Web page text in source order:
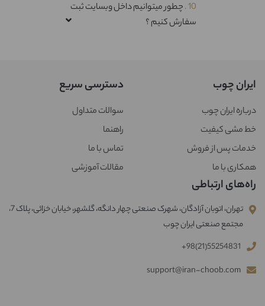
10 . چطور میتوانیم داخل وبسایت ثبت
سفارش کنیم ؟
ایران چوب
درباره ایران چوب
خط مشی کیفیت
خدمات پس از فروش
همکاری با ما
دسترسی سریع
سوالات متداول
راهنما
تماس با ما
مقالات آموزشی
راه‌های ارتباطی
تهران، اتوبان آزادگان، شهرک صنعتی چهار دانگه، گلشهر، خیابان خزائی، پلاک 7،
مجتمع صنعتی ایران چوب
+98(21)55254831
support@iran-choob.com